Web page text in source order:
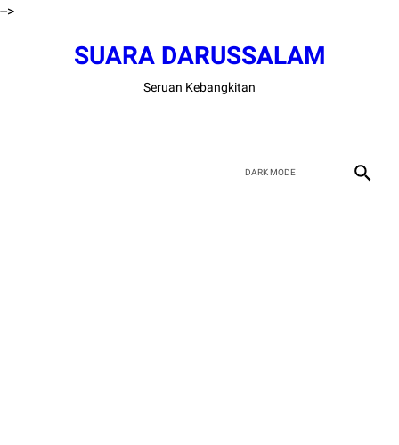
-->
SUARA DARUSSALAM
Seruan Kebangkitan